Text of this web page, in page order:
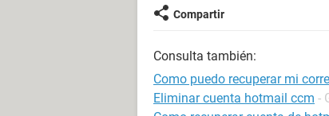
Compartir
Consulta también:
Como puedo recuperar mi
Eliminar cuenta hotmail ccm -